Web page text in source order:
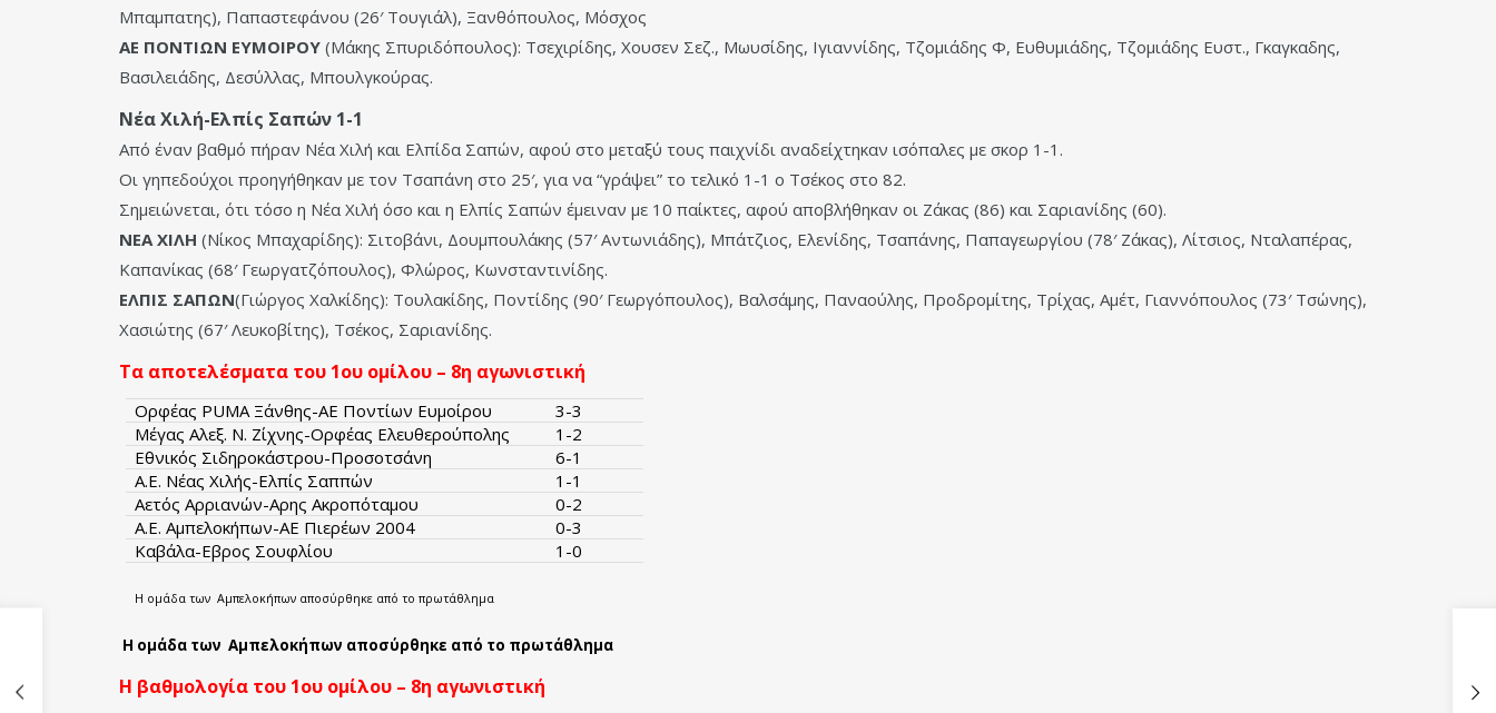
Μπαμπατης), Παπαστεφάνου (26′ Τουγιάλ), Ξανθόπουλος, Μόσχος
ΑΕ ΠΟΝΤΙΩΝ ΕΥΜΟΙΡΟΥ (Μάκης Σπυριδόπουλος): Τσεχιρίδης, Χουσεν Σεζ., Μωυσίδης, Ιγιαννίδης, Τζομιάδης Φ, Ευθυμιάδης, Τζομιάδης Ευστ., Γκαγκαδης,
Βασιλειάδης, Δεσύλλας, Μπουλγκούρας.
Νέα Χιλή-Ελπίς Σαπών 1-1
Από έναν βαθμό πήραν Νέα Χιλή και Ελπίδα Σαπών, αφού στο μεταξύ τους παιχνίδι αναδείχτηκαν ισόπαλες με σκορ 1-1.
Οι γηπεδούχοι προηγήθηκαν με τον Τσαπάνη στο 25′, για να “γράψει” το τελικό 1-1 ο Τσέκος στο 82.
Σημειώνεται, ότι τόσο η Νέα Χιλή όσο και η Ελπίς Σαπών έμειναν με 10 παίκτες, αφού αποβλήθηκαν οι Ζάκας (86) και Σαριανίδης (60).
ΝΕΑ ΧΙΛΗ (Νίκος Μπαχαρίδης): Σιτοβάνι, Δουμπουλάκης (57′ Αντωνιάδης), Μπάτζιος, Ελενίδης, Τσαπάνης, Παπαγεωργίου (78′ Ζάκας), Λίτσιος, Νταλαπέρας,
Καπανίκας (68′ Γεωργατζόπουλος), Φλώρος, Κωνσταντινίδης.
ΕΛΠΙΣ ΣΑΠΩΝ(Γιώργος Χαλκίδης): Τουλακίδης, Ποντίδης (90′ Γεωργόπουλος), Βαλσάμης, Παναούλης, Προδρομίτης, Τρίχας, Αμέτ, Γιαννόπουλος (73′ Τσώνης),
Χασιώτης (67′ Λευκοβίτης), Τσέκος, Σαριανίδης.
Τα αποτελέσματα του 1ου ομίλου – 8η αγωνιστική
Ορφέας PUMA Ξάνθης-ΑΕ Ποντίων Ευμοίρου
3-3
Μέγας Αλεξ. Ν. Ζίχνης-Ορφέας Ελευθερούπολης
1-2
Εθνικός Σιδηροκάστρου-Προσοτσάνη
6-1
Α.Ε. Νέας Χιλής-Ελπίς Σαππών
1-1
Αετός Αρριανών-Αρης Ακροπόταμου
0-2
Α.Ε. Αμπελοκήπων-ΑΕ Πιερέων 2004
0-3
Καβάλα-Εβρος Σουφλίου
1-0
Η ομάδα των Αμπελοκήπων αποσύρθηκε από το πρωτάθλημα
Η ομάδα των Αμπελοκήπων αποσύρθηκε από το πρωτάθλημα
Η βαθμολογία του 1ου ομίλου – 8η αγωνιστική